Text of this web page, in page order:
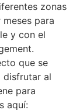
zonas
para
y con el
que se
disfrutar al
para
aquí: